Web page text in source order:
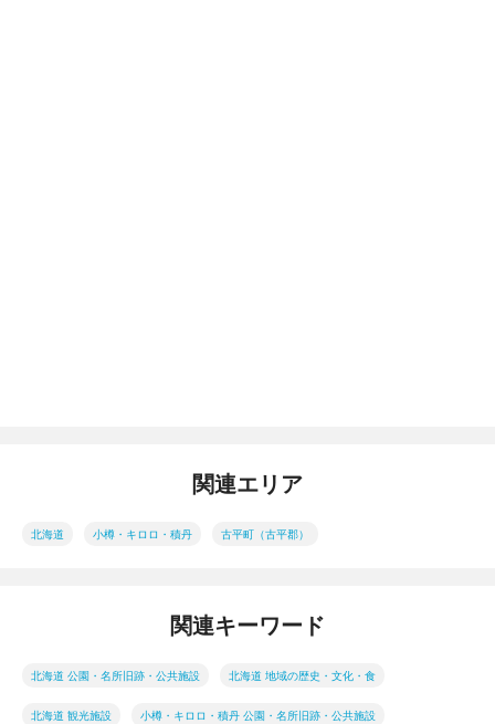
関連エリア
北海道 小樽・キロロ・積丹 古平町（古平郡）
関連キーワード
北海道 公園・名所旧跡・公共施設 北海道 地域の歴史・文化・食
北海道 観光施設 小樽・キロロ・積丹 公園・名所旧跡・公共施設